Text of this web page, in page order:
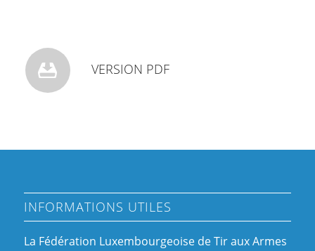
VERSION PDF
INFORMATIONS UTILES
La Fédération Luxembourgeoise de Tir aux Armes